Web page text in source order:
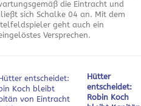
die Eintracht und
sich Schalke 04 an. Mit dem
geht auch ein
Versprechen.
Hütter
entscheidet:
Robin Koch